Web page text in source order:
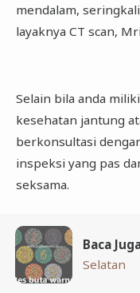
mendalam,
layaknya CT scan,
Selain bila anda
kesehatan jantung
berkonsultasi
inspeksi yang pas
seksama.
Baca
Selatan